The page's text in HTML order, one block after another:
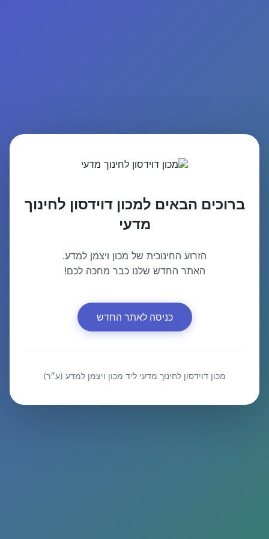
ברוכים הבאים למכון דוידסון לחינוך
מדעי
הזרוע החינוכית של מכון ויצמן למדע.
האתר החדש שלנו כבר מחכה לכם!
כניסה לאתר החדש
מכון דוידסון לחינוך מדעי ליד מכון ויצמן למדע (ע״ר)